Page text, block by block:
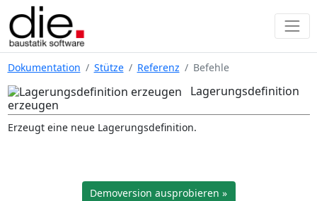
Dokumentation Stütze Referenz Befehle
Lagerungsdefinition
erzeugen
Erzeugt eine neue Lagerungsdefinition.
Demoversion ausprobieren »